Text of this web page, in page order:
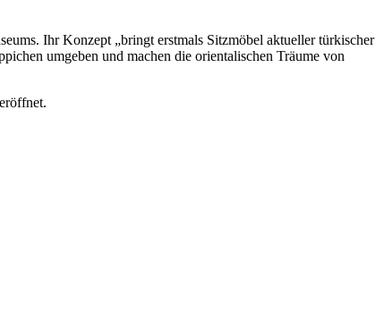
Ihr Konzept „bringt erstmals Sitzmöbel aktueller türkischer
umgeben und machen die orientalischen Träume von